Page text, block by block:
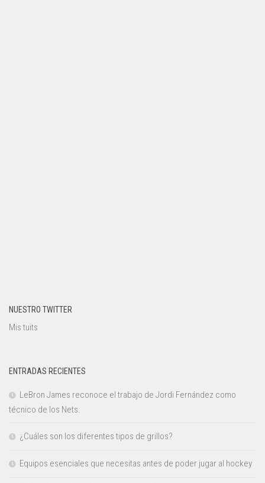
NUESTRO TWITTER
Mis tuits
ENTRADAS RECIENTES
LeBron James reconoce el trabajo de Jordi Fernández como
técnico de los Nets.
¿Cuáles son los diferentes tipos de grillos?
Equipos esenciales que necesitas antes de poder jugar al hockey